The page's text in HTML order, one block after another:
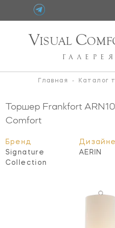
VISUAL C
ГАЛЕРЕЯ
Главная - Каталог
Торшер Frankfort
Comfort
Бренд
Signature
Collection
AERIN